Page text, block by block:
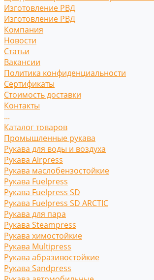
Изготовление РВД
Изготовление РВД
Компания
Новости
Статьи
Вакансии
Политика конфиденциальности
Сертификаты
Стоимость доставки
Контакты
...
Каталог товаров
Промышленные рукава
Рукава для воды и воздуха
Рукава Airpress
Рукава маслобензостойкие
Рукава Fuelpress
Рукава Fuelpress SD
Рукава Fuelpress SD ARCTIC
Рукава для пара
Рукава Steampress
Рукава химостойкие
Рукава Multipress
Рукава абразивостойкие
Рукава Sandpress